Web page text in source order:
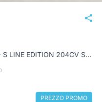
Q5 SPORTBACK 2.0 TFSI MHEV+ S LINE EDITION 204CV S-TRONIC
PREZZO PROMO